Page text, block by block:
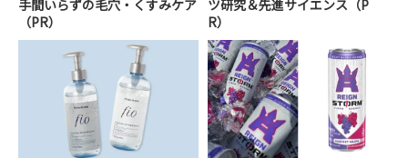
手間いらずの毛穴・くすみケア
（PR）
ツ研究＆先進サイエンス（P
R）